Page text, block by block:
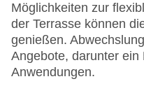
Möglichkeiten zur
der Terrasse können
genießen.
Angebote, darunter
Anwendungen.